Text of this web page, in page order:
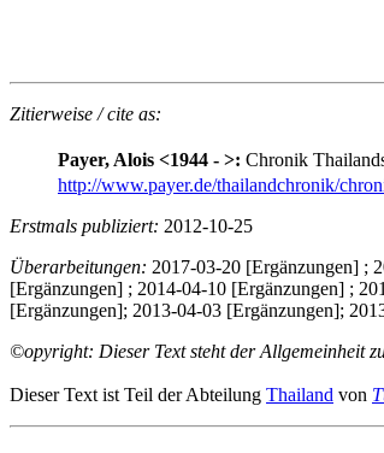
Zitierweise / cite as:
Payer, Alois <1944 - >: Chronik
http://www.payer.de/thailandchronik/
Erstmals publiziert: 2012-10-25
Überarbeitungen: 2017-03-20 [Ergänzungen] ;
[Ergänzungen] ; 2014-04-10 [Ergänzungen] ;
[Ergänzungen]; 2013-04-03 [Ergänzungen];
©opyright: Dieser Text steht der Allgemeinheit
Dieser Text ist Teil der Abteilung Thailand von